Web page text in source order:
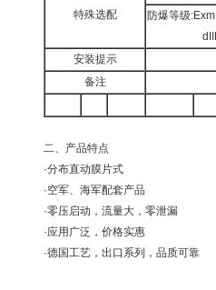
特殊选配
防爆等级
安装提示
备注
二、产品特点
·分布直动膜片式
·空军、海军配套产品
·零压启动，流量大，零泄漏
·应用广泛，价格实惠
·德国工艺，出口系列，品质可靠